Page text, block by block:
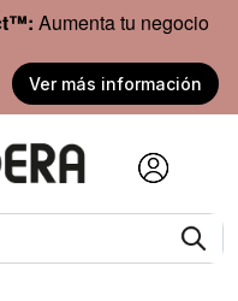
Aumenta tu negocio
Ver más información